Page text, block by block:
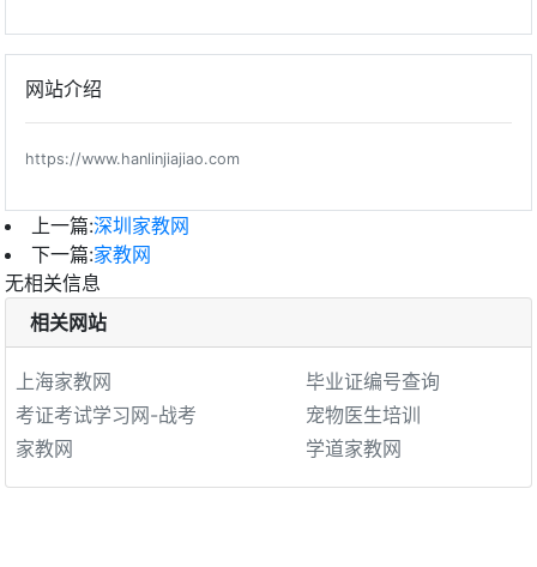
网站介绍
https://www.hanlinjiajiao.com
上一篇:深圳家教网
下一篇:家教网
无相关信息
相关网站
上海家教网
毕业证编号查询
考证考试学习网-战考
宠物医生培训
家教网
学道家教网